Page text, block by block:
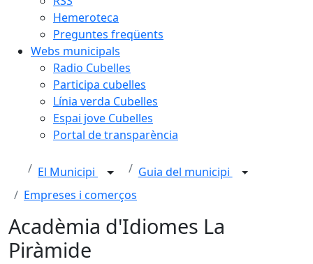
Hemeroteca
Preguntes freqüents
Webs municipals
Radio Cubelles
Participa cubelles
Línia verda Cubelles
Espai jove Cubelles
Portal de transparència
El Municipi
Guia del municipi
Empreses i comerços
Acadèmia d'Idiomes La
Piràmide